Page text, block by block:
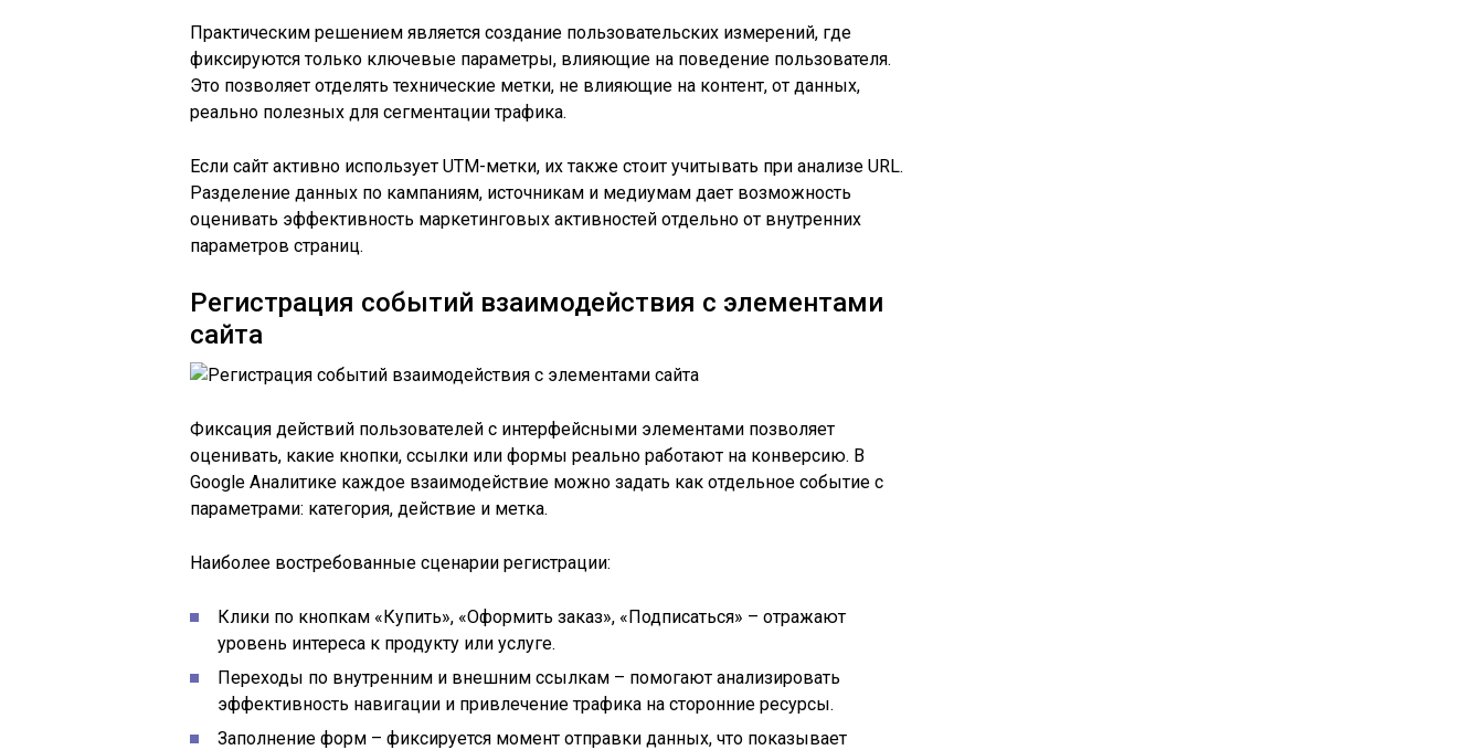
Практическим решением является создание пользовательских измерений, где
фиксируются только ключевые параметры, влияющие на поведение пользователя.
Это позволяет отделять технические метки, не влияющие на контент, от данных,
реально полезных для сегментации трафика.
Если сайт активно использует UTM-метки, их также стоит учитывать при анализе URL.
Разделение данных по кампаниям, источникам и медиумам дает возможность
оценивать эффективность маркетинговых активностей отдельно от внутренних
параметров страниц.
Регистрация событий взаимодействия с элементами
сайта
Фиксация действий пользователей с интерфейсными элементами позволяет
оценивать, какие кнопки, ссылки или формы реально работают на конверсию. В
Google Аналитике каждое взаимодействие можно задать как отдельное событие с
параметрами: категория, действие и метка.
Наиболее востребованные сценарии регистрации:
Клики по кнопкам «Купить», «Оформить заказ», «Подписаться» – отражают
уровень интереса к продукту или услуге.
Переходы по внутренним и внешним ссылкам – помогают анализировать
эффективность навигации и привлечение трафика на сторонние ресурсы.
Заполнение форм – фиксируется момент отправки данных, что показывает